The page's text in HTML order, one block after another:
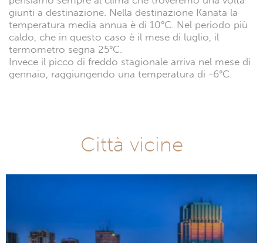
giunti a destinazione. Nella destinazione Kanata la
temperatura media annua è di 10°C. Nel periodo più
caldo, che in questo caso è il mese di luglio, il
termometro segna 25°C.
Invece il picco di freddo stagionale arriva nel mese di
gennaio, raggiungendo una temperatura di -6°C.
Città vicine